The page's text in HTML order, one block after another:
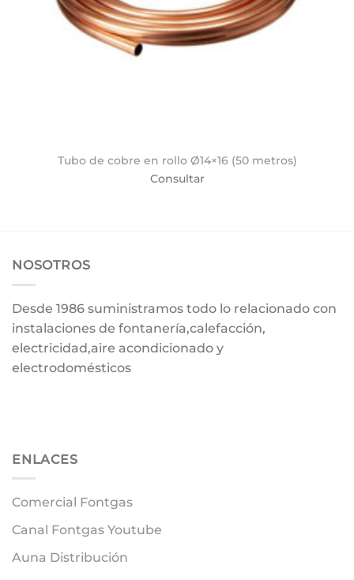
Tubo de cobre en rollo Ø14×16 (50 metros)
Consultar
NOSOTROS
Desde 1986 suministramos todo lo relacionado con
instalaciones de fontanería,calefacción,
electricidad,aire acondicionado y
electrodomésticos
ENLACES
Comercial Fontgas
Canal Fontgas Youtube
Auna Distribución